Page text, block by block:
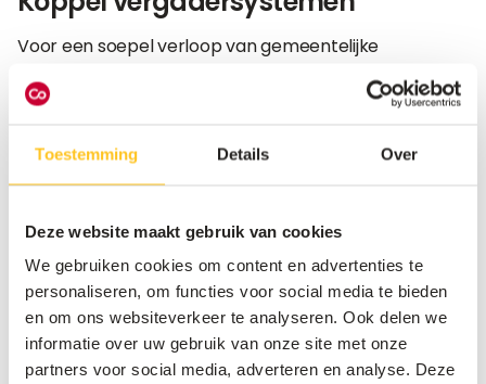
Toestemming Details Over
Deze website maakt gebruik van cookies
We gebruiken cookies om content en advertenties te
personaliseren, om functies voor social media te bieden
en om ons websiteverkeer te analyseren. Ook delen we
informatie over uw gebruik van onze site met onze
partners voor social media, adverteren en analyse. Deze
Voor een soepel verloop van gemeentelijke
schermen te koppelen aan vergadersystemen zoals
zichtbaar, wat dubbel gebruik en onduidelijkheid
Professionele vergadertools, zoals beeldschermen en
camera-oplossingen zoals
Omnimeet
, maken zowel
fysieke als hybride vergaderingen vlot toegankelijk en
dragen bij aan een doelgericht gebruik van
gemeentelijke infrastructuur.